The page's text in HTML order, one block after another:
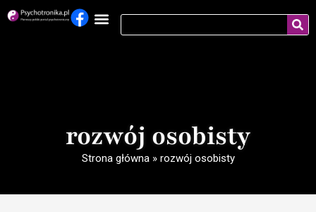
rozwój osobisty
Strona główna» rozwój osobisty